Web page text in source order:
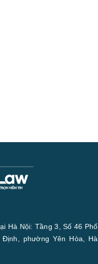
Hà Nội: Tầng 3, Số 46 Phố
Định, phường Yên Hòa, Hà